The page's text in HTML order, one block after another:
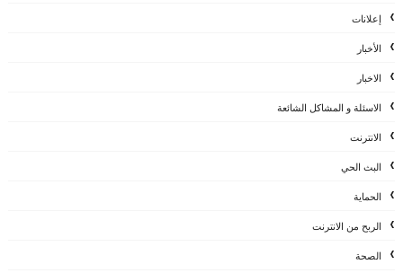
إعلانات
الأخبار
الاخبار
الاسئلة و المشاكل الشائعة
الانترنت
البث الحي
الحماية
الربح من الانترنت
الصحة